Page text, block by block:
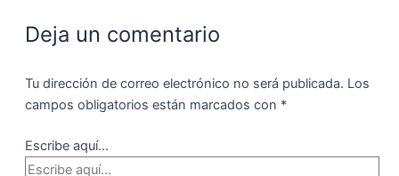
Deja un comentario
Tu dirección de correo electrónico no será publicada. Los
campos obligatorios están marcados con *
Escribe aquí...